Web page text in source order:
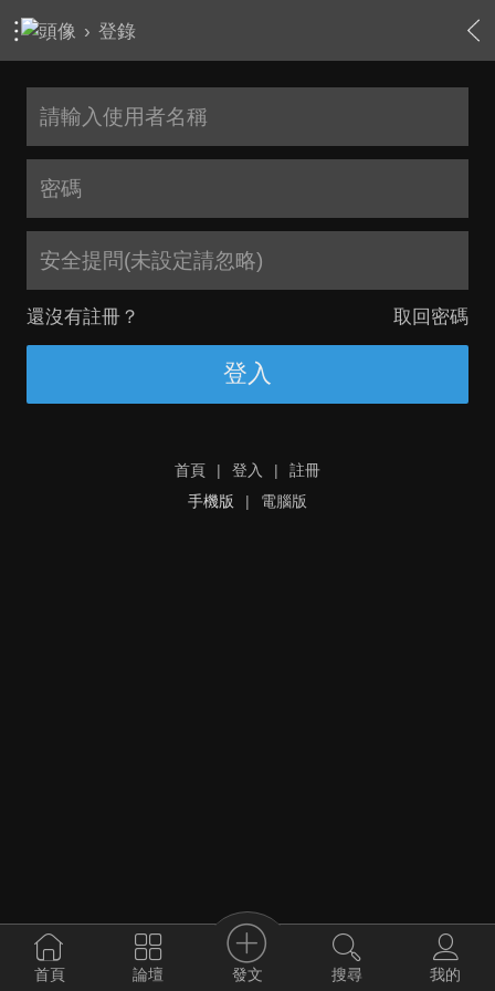
› 登錄
安全提問(未設定請忽略)
還沒有註冊？ 取回密碼
登入
首頁 | 登入 |
註冊
手機版
| 電腦版
首頁 論壇 發文 搜尋 我的